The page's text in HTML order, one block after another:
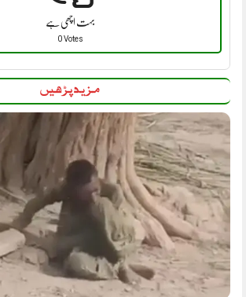
بہت اچھی ہے
0 Votes
مزید پڑھیں